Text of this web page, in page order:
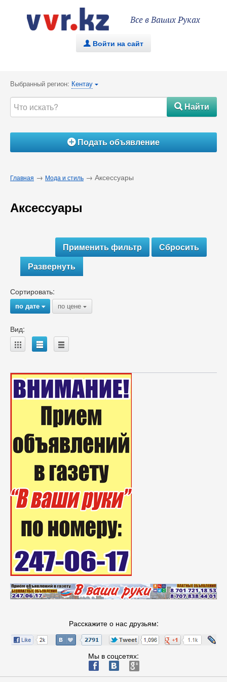
Все в Ваших Руках
. Войти на сайт
Выбранный регион: Кентау {
#Найти
ÁПодать объявление
Главная → Мода и стиль → Аксессуары
Аксессуары
Развернуть
Сортировать:
по дате{ по цене {
Вид:
A B C
Расскажите о нас друзьям:
Мы в соцсетях:
ä æ è